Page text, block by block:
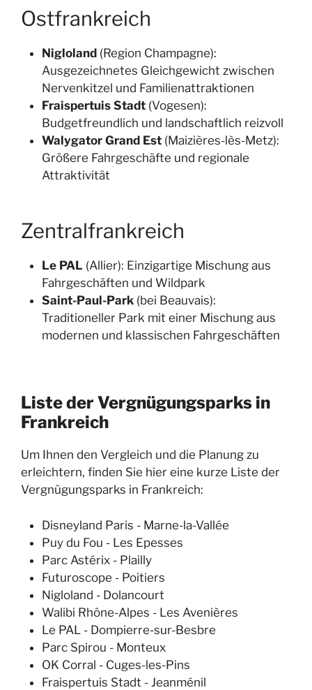
Ostfrankreich
Nigloland (Region Champagne):
Ausgezeichnetes Gleichgewicht zwischen
Nervenkitzel und Familienattraktionen
Fraispertuis Stadt (Vogesen):
Budgetfreundlich und landschaftlich reizvoll
Walygator Grand Est (Maizières-lès-Metz):
Größere Fahrgeschäfte und regionale
Attraktivität
Zentralfrankreich
Le PAL (Allier): Einzigartige Mischung aus
Fahrgeschäften und Wildpark
Saint-Paul-Park (bei Beauvais):
Traditioneller Park mit einer Mischung aus
modernen und klassischen Fahrgeschäften
Liste der Vergnügungsparks in
Frankreich
Um Ihnen den Vergleich und die Planung zu
erleichtern, finden Sie hier eine kurze Liste der
Vergnügungsparks in Frankreich:
Disneyland Paris - Marne-la-Vallée
Puy du Fou - Les Epesses
Parc Astérix - Plailly
Futuroscope - Poitiers
Nigloland - Dolancourt
Walibi Rhône-Alpes - Les Avenières
Le PAL - Dompierre-sur-Besbre
Parc Spirou - Monteux
OK Corral - Cuges-les-Pins
Fraispertuis Stadt - Jeanménil